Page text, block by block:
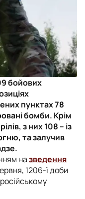
бойових
пунктах 78
бомби. Крім
з них 108 – із
та залучив
назведення
1206-ї доби